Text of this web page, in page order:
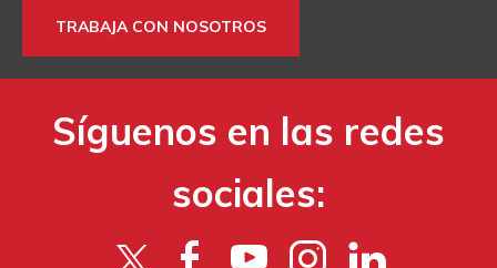
TRABAJA CON NOSOTROS
Síguenos en las redes
sociales: